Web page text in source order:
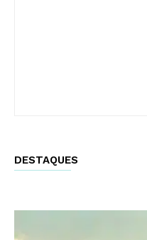
DESTAQUES